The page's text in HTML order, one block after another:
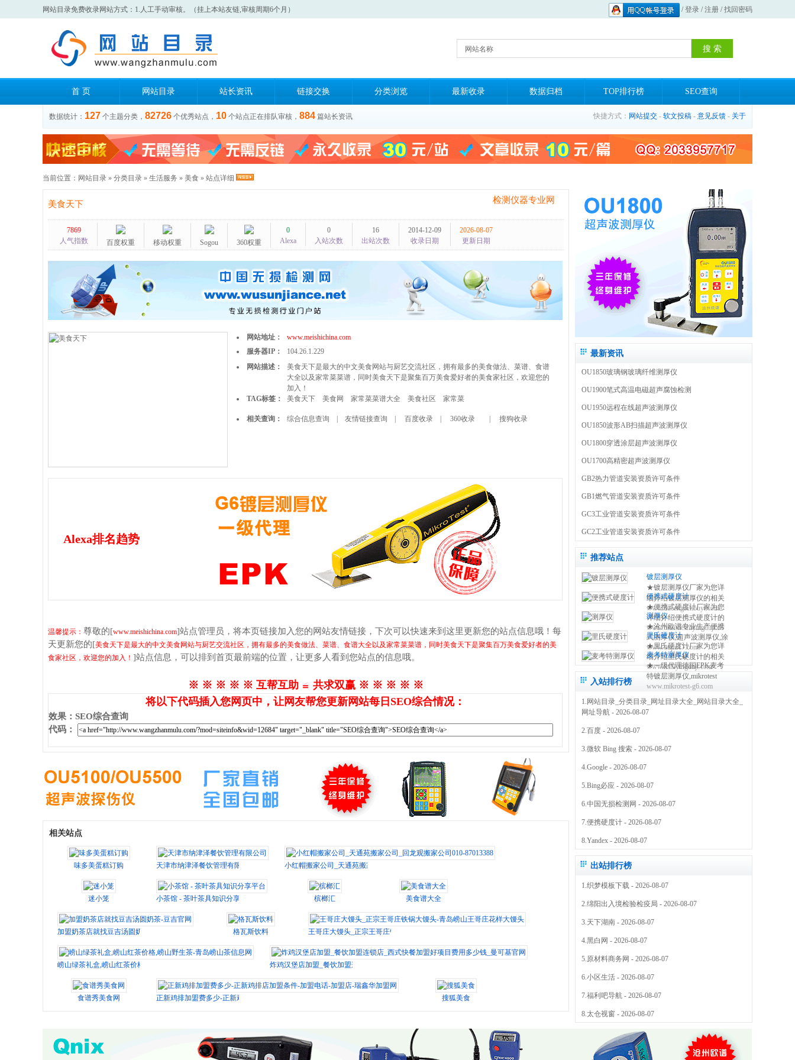
网站目录免费收录网站方式：1.人工手动审核。（挂上本站友链,审核周期6个月） /登录 /注册 /找回密码
网站名称
首 页 网站目录 站长资讯 链接交换 分类浏览 最新收录 数据归档 TOP排行榜 SEO查询
数据统计： 127 个主题分类， 82726 个优秀站点， 10 个站点正在排队审核， 884 篇站长资讯 快捷方式： 网站提交 - 软文投稿 - 意见反馈 - 关于
当前位置： 网站目录 » 分类目录 » 生活服务 » 美食 » 站点详细
检测仪器专业网
美食天下
7869
人气指数
百度权重 移动权重 Sogou 360权重
0
Alexa
0
入站次数
16
出站次数
2014-12-09
收录日期
2026-08-07
更新日期
网站地址：
www.meishichina.com
服务器IP：
104.26.1.229
网站描述：
美食天下是最大的中文美食网站与厨艺交流社区，拥有最多的美食做法、菜谱、食谱
大全以及家常菜菜谱，同时美食天下是聚集百万美食爱好者的美食家社区，欢迎您的
加入！
TAG标签：
美食天下 美食网 家常菜菜谱大全 美食社区 家常菜
相关查询： 综合信息查询 友情链接查询 百度收录 360收录 搜狗收录
Alexa排名趋势
温馨提示： 尊敬的[www.meishichina.com]站点管理员，将本页链接加入您的网站友情链接，下次可以快速来到这里更新您的站点信息哦！每
天更新您的[美食天下是最大的中文美食网站与厨艺交流社区，拥有最多的美食做法、菜谱、食谱大全以及家常菜菜谱，同时美食天下是聚集百万美食爱好者的美
食家社区，欢迎您的加入！ ]站点信息，可以排到首页最前端的位置，让更多人看到您站点的信息哦。
※ ※ ※ ※ ※ 互帮互助 ≌ 共求双赢 ※ ※ ※ ※ ※
将以下代码插入您网页中，让网友帮您更新网站每日SEO综合情况：
效果 ： SEO综合查询
代码 ：
相关站点
味多美蛋糕订购 天津市纳津泽餐饮管理有限公司 小红帽搬家公司_天通苑搬家公司_回龙观搬家公司010-87013388
迷小笼 小茶馆 - 茶叶茶具知识分享平台 槟榔汇 美食谱大全
加盟奶茶店就找豆吉汤圆奶茶-豆吉官网 格瓦斯饮料 王哥庄大馒头_正宗王哥庄铁锅大馒头-青岛崂山王哥庄花样大馒头
崂山绿茶礼盒,崂山红茶价格,崂山野生茶-青岛崂山茶信息网 炸鸡汉堡店加盟_餐饮加盟连锁店_西式快餐加盟好项目费用多少钱_曼可基官网
食谱秀美食网 正新鸡排加盟费多少-正新鸡排店加盟条件-加盟电话-加盟店-瑞鑫华加盟网 搜狐美食
最新资讯
OU1850玻璃钢玻璃纤维测厚仪
OU1900笔式高温电磁超声腐蚀检测
OU1950远程在线超声波测厚仪
OU1850波形AB扫描超声波测厚仪
OU1800穿透涂层超声波测厚仪
OU1700高精密超声波测厚仪
GB2热力管道安装资质许可条件
GB1燃气管道安装资质许可条件
GC3工业管道安装资质许可条件
GC2工业管道安装资质许可条件
推荐站点
镀层测厚仪
★镀层测厚仪厂家为您详
细介绍镀层测厚仪的相关
知识,包括镀层测厚仪原理,
使用方法,使用注意事项,维
修保养等,使您更好的了解
和使用镀层测试仪 0317-
3038768
www.ducengcehouyi.com
便携式硬度计
★便携式硬度计厂家为您
详细介绍便携式硬度计的
相关知识,包括便携式硬度
计原理,使用方法,使用注意
事项,维修保养等,使您更好
的了解和使用便携式硬度
仪方法 0317-3038768
www.bianxieshiyingduji.com
测厚仪
★沧州欧谱专业生产便携
式测厚仪,超声波测厚仪,涂
镀层测厚仪,里氏硬度计,超
声波探伤仪,测厚仪价格,粗
糙度仪,电火花检测仪,附着
力测试仪,免费保修三年
0317-3038768
www.oupu17.com
里氏硬度计
★里氏硬度计厂家为您详
细介绍里氏硬度计的相关
知识,包括里氏硬度计原理,
使用方法,使用注意事项,维
修保养等,使您更好的了解
和使用里氏硬度测量仪
0317-3038768
www.lishiyingduji.com
麦考特测厚仪
★一级代理德国EPK麦考
特镀层测厚仪,mikrotest
g6,f6等多种型号的测厚
仪,NIFE50电镀镍测厚仪,
机械式锌层测厚仪,指针型
www.mikrotest-g6.com
入站排行榜
1. 网站目录_分类目录_网址目录大全_网站目录大全_
网址导航 - 2026-08-07
2.百度 - 2026-08-07
3.微软 Bing 搜索 - 2026-08-07
4.Google - 2026-08-07
5.Bing必应 - 2026-08-07
6.中国无损检测网 - 2026-08-07
7.便携硬度计 - 2026-08-07
8.Yandex - 2026-08-07
出站排行榜
1.织梦模板下载 - 2026-08-07
2.绵阳出入境检验检疫局 - 2026-08-07
3.天下湖南 - 2026-08-07
4.黑白网 - 2026-08-07
5.原材料商务网 - 2026-08-07
6.小区生活 - 2026-08-07
7.福利吧导航 - 2026-08-07
8.太仓视窗 - 2026-08-07